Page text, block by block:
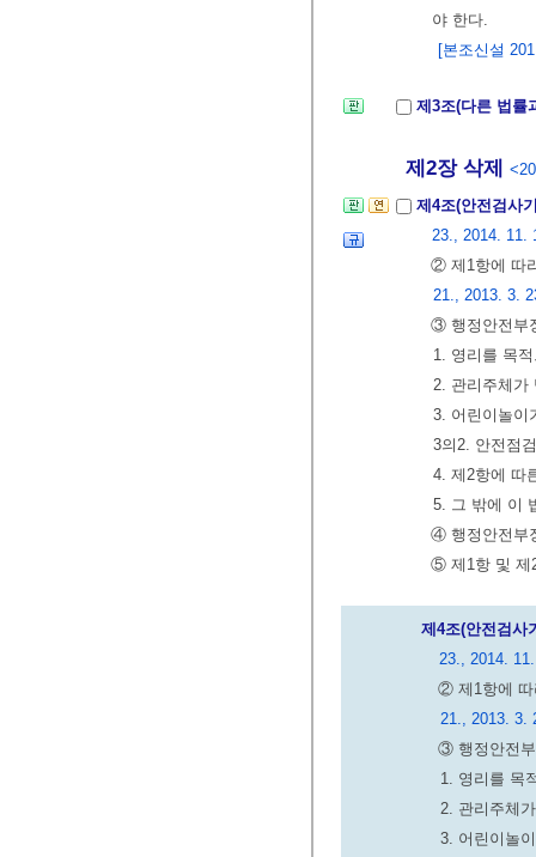
야 한다.
[본조신설
제3조(다른 법률
제2장 삭제
제4조(안전검사
23., 2014. 11.
② 제1항에 따
21., 2013. 3.
③ 행정안전부
1. 영리를 목
2. 관리주체가
3. 어린이놀이
3의2. 안전점
4. 제2항에 따
5. 그 밖에 이
④ 행정안전부
⑤ 제1항 및 제
제4조(안전검사
23., 2014.
② 제1항에 따
21., 2013. 3.
③ 행정안전부
1. 영리를 목
2. 관리주체
3. 어린이놀